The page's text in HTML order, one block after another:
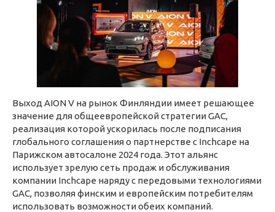
Выход AION V на рынок Финляндии имеет решающее
значение для общеевропейской стратегии GAC,
реализация которой ускорилась после подписания
глобального соглашения о партнерстве с Inchcape на
Парижском автосалоне 2024 года. Этот альянс
использует зрелую сеть продаж и обслуживания
компании Inchcape наряду с передовыми технологиями
GAC, позволяя финским и европейским потребителям
использовать возможности обеих компаний.